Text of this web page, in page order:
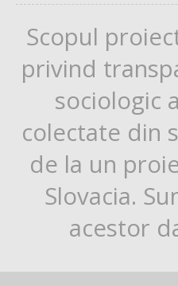
Scopul
privind
sociologic
colectate din
de la un
Slovacia.
acestor